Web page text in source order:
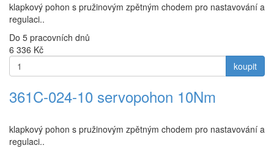
klapkový pohon s pružinovým zpětným chodem pro nastavování a
regulaci..
Do 5 pracovních dnů
6 336 Kč
koupit
361C-024-10 servopohon 10Nm
klapkový pohon s pružinovým zpětným chodem pro nastavování a
regulaci..